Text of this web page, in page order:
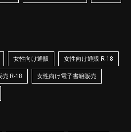
女性向け通販 女性向け通販 R-18
売 R-18 女性向け電子書籍販売